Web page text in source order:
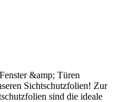
&amp; Türen
Sichtschutzfolien! Zur
sind die ideale